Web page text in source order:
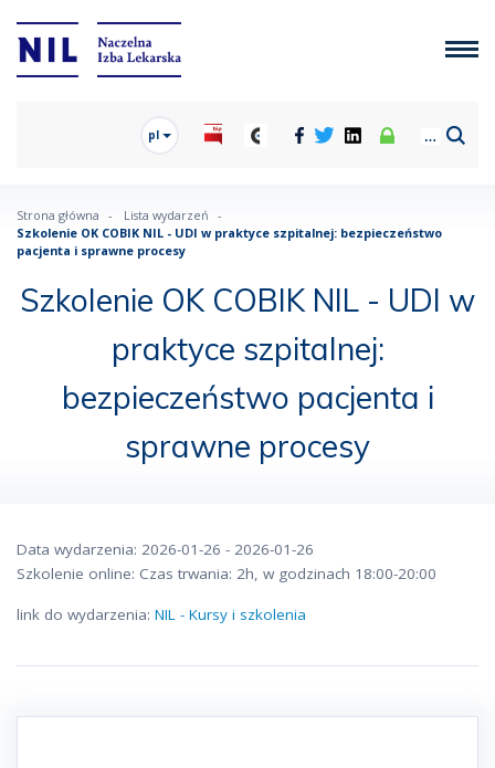
pl
Strona główna
Lista wydarzeń
Szkolenie OK COBIK NIL - UDI w praktyce szpitalnej: bezpieczeństwo
pacjenta i sprawne procesy
Szkolenie OK COBIK NIL - UDI w
praktyce szpitalnej:
bezpieczeństwo pacjenta i
sprawne procesy
Data wydarzenia: 2026-01-26 - 2026-01-26
Szkolenie online: Czas trwania: 2h, w godzinach 18:00-20:00
link do wydarzenia: NIL - Kursy i szkolenia